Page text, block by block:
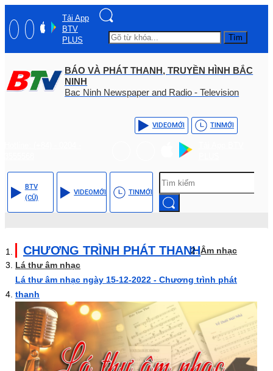
Tải App
BTV
PLUS
Tìm
BÁO VÀ PHÁT THANH, TRUYỀN HÌNH BẮC
NINH
Bac Ninh Newspaper and Radio - Television
VIDEOMỚI TINMỚI
BTV
(CŨ)
VIDEOMỚI TINMỚI
CHƯƠNG TRÌNH PHÁT THANHÂm nhạc
Lá thư âm nhạc
Lá thư âm nhạc ngày 15-12-2022 - Chương trình phát
thanh